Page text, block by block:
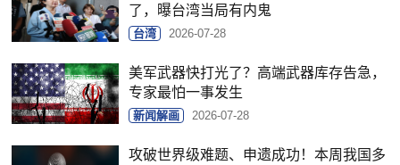
了，曝台湾当局有内鬼
台湾 2026-07-28
美军武器快打光了？高端武器库存告急，
专家最怕一事发生
新闻解画 2026-07-28
攻破世界级难题、申遗成功！本周我国多